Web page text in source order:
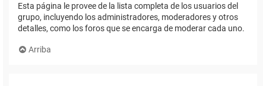
Esta página le provee de la lista completa de los usuarios del
grupo, incluyendo los administradores, moderadores y otros
detalles, como los foros que se encarga de moderar cada uno.
Arriba